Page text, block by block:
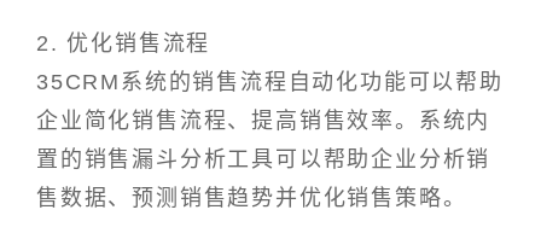
2. 优化销售流程
35CRM系统的销售流程自动化功能可以帮助
企业简化销售流程、提高销售效率。系统内
置的销售漏斗分析工具可以帮助企业分析销
售数据、预测销售趋势并优化销售策略。